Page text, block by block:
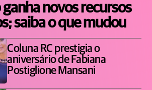
novos recursos
saiba o que mudou
Coluna RC prestigia o
aniversário de Fabiana
Postiglione Mansani